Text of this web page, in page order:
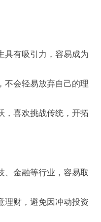
具有吸引力，容易成为
不会轻易放弃自己的理
，喜欢挑战传统，开拓
、金融等行业，容易取
理财，避免因冲动投资